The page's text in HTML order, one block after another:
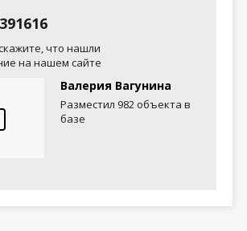
что нашли
на нашем сайте
Валерия Вагунина
Разместил 982 объекта в
базе